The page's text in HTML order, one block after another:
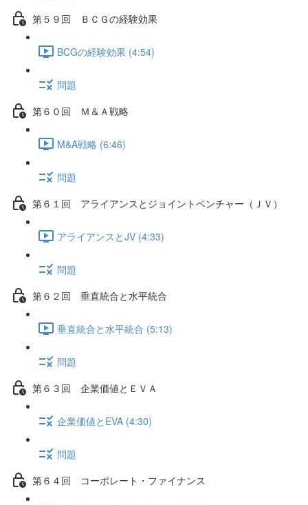
第５９回 ＢＣＧの経験効果
BCGの経験効果 (4:54)
問題
第６０回 Ｍ＆Ａ戦略
M&A戦略 (6:46)
問題
第６１回 アライアンスとジョイントベンチャー（ＪＶ）
アライアンスとJV (4:33)
問題
第６２回 垂直統合と水平統合
垂直統合と水平統合 (5:13)
問題
第６３回 企業価値とＥＶＡ
企業価値とEVA (4:30)
問題
第６４回 コーポレート・ファイナンス